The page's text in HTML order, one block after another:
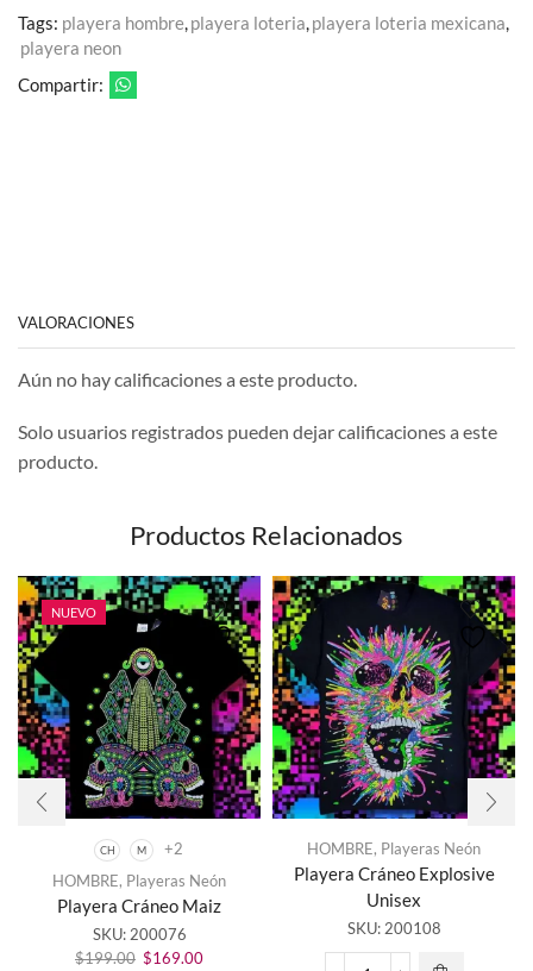
Tags: playera hombre,playera loteria,playera loteria mexicana,
playera neon
Compartir:
VALORACIONES
Aún no hay calificaciones a este producto.
Solo usuarios registrados pueden dejar calificaciones a este
producto.
Productos Relacionados
NUEVO
CH M
+2
HOMBRE, Playeras Neón
Playera Cráneo Maiz
SKU: 200076
$199.00 El
$169.00El
Este
producto
tiene
múltiples
variantes.
HOMBRE, Playeras Neón
Playera Cráneo Explosive
Unisex
SKU: 200108